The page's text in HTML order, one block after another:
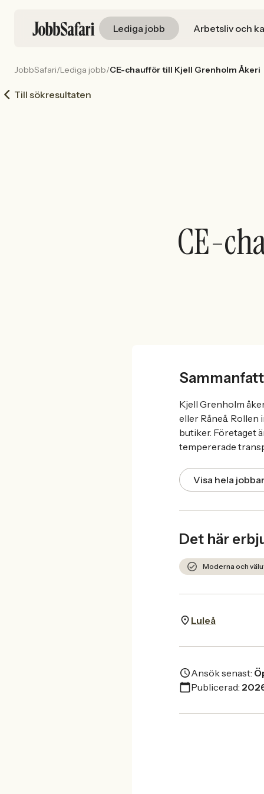
Lediga jobb Arbetsliv och
JobbSafari/Lediga jobb/CE-chaufför till Kjell Grenholm Åkeri
Till sökresultaten
CE-
Kjell Grenholm
eller Råneå.
butiker. Företaget
tempererade
Visa hela
Det här
Moderna och
Luleå
Ansök senast:
Publicerad: